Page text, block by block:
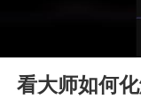
Play
看大师如何